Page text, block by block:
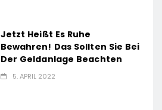
Jetzt Heißt Es Ruhe
Bewahren! Das Sollten Sie Bei
Der Geldanlage Beachten
5. APRIL 2022